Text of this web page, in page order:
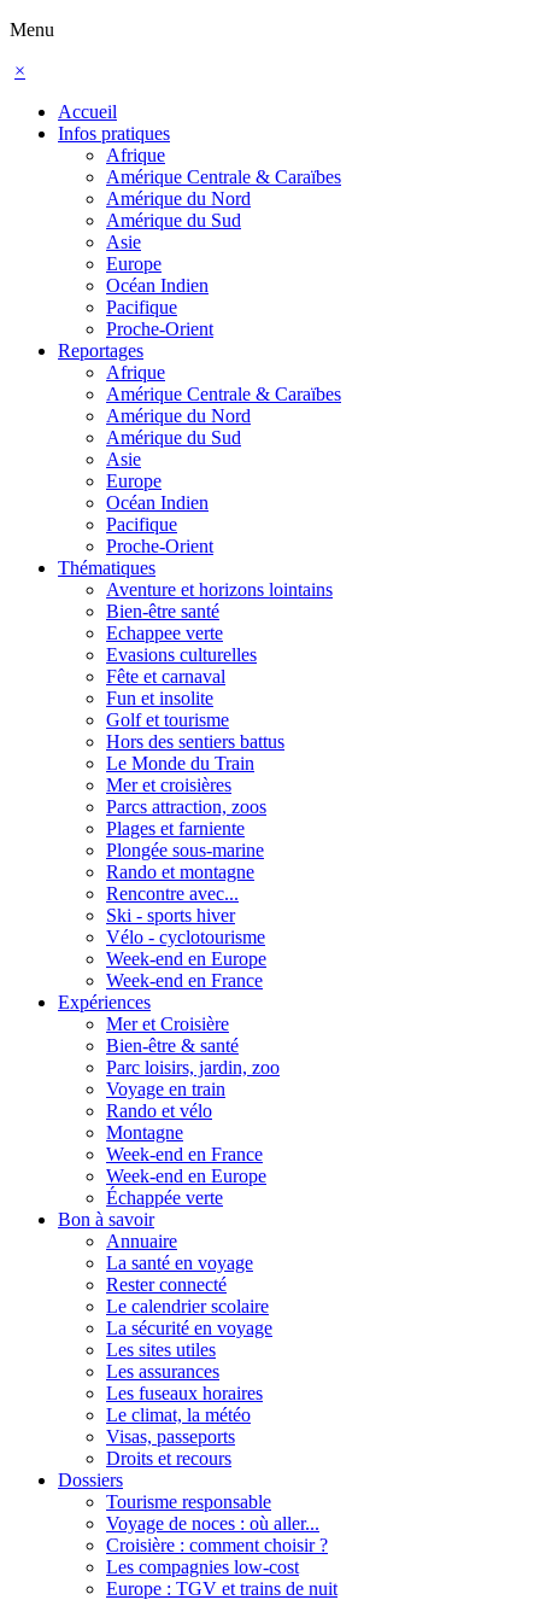
Menu
×
Accueil
Infos pratiques
Afrique
Amérique Centrale & Caraïbes
Amérique du Nord
Amérique du Sud
Asie
Europe
Océan Indien
Pacifique
Proche-Orient
Reportages
Afrique
Amérique Centrale & Caraïbes
Amérique du Nord
Amérique du Sud
Asie
Europe
Océan Indien
Pacifique
Proche-Orient
Thématiques
Aventure et horizons lointains
Bien-être santé
Echappee verte
Evasions culturelles
Fête et carnaval
Fun et insolite
Golf et tourisme
Hors des sentiers battus
Le Monde du Train
Mer et croisières
Parcs attraction, zoos
Plages et farniente
Plongée sous-marine
Rando et montagne
Rencontre avec...
Ski - sports hiver
Vélo - cyclotourisme
Week-end en Europe
Week-end en France
Expériences
Mer et Croisière
Bien-être & santé
Parc loisirs, jardin, zoo
Voyage en train
Rando et vélo
Montagne
Week-end en France
Week-end en Europe
Échappée verte
Bon à savoir
Annuaire
La santé en voyage
Rester connecté
Le calendrier scolaire
La sécurité en voyage
Les sites utiles
Les assurances
Les fuseaux horaires
Le climat, la météo
Visas, passeports
Droits et recours
Dossiers
Tourisme responsable
Voyage de noces : où aller...
Croisière : comment choisir ?
Les compagnies low-cost
Europe : TGV et trains de nuit